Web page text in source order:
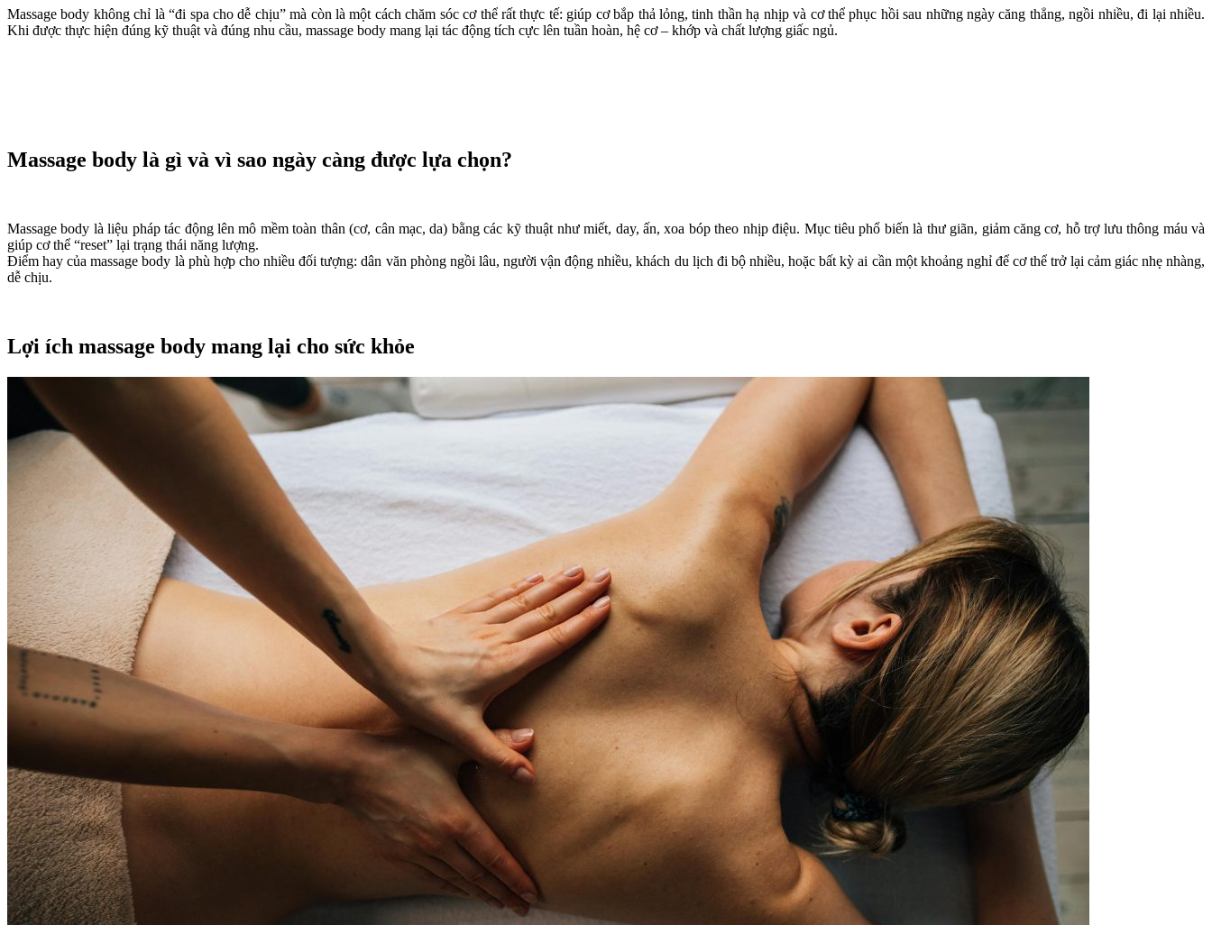
Massage body không chỉ là “đi spa cho dễ chịu” mà còn là một cách chăm sóc cơ thể rất thực tế: giúp cơ bắp thả lỏng, tinh thần hạ nhịp và cơ thể phục hồi sau những ngày căng thẳng, ngồi nhiều, đi lại nhiều.
Khi được thực hiện đúng kỹ thuật và đúng nhu cầu, massage body mang lại tác động tích cực lên tuần hoàn, hệ cơ – khớp và chất lượng giấc ngủ.
Massage body là gì và vì sao ngày càng được lựa chọn?
Massage body là liệu pháp tác động lên mô mềm toàn thân (cơ, cân mạc, da) bằng các kỹ thuật như miết, day, ấn, xoa bóp theo nhịp điệu. Mục tiêu phổ biến là thư giãn, giảm căng cơ, hỗ trợ lưu thông máu và
giúp cơ thể “reset” lại trạng thái năng lượng.
Điểm hay của massage body là phù hợp cho nhiều đối tượng: dân văn phòng ngồi lâu, người vận động nhiều, khách du lịch đi bộ nhiều, hoặc bất kỳ ai cần một khoảng nghỉ để cơ thể trở lại cảm giác nhẹ nhàng,
dễ chịu.
Lợi ích massage body mang lại cho sức khỏe